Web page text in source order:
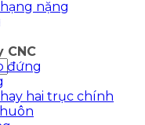
nặng
CNC
đứng
hai trục chính